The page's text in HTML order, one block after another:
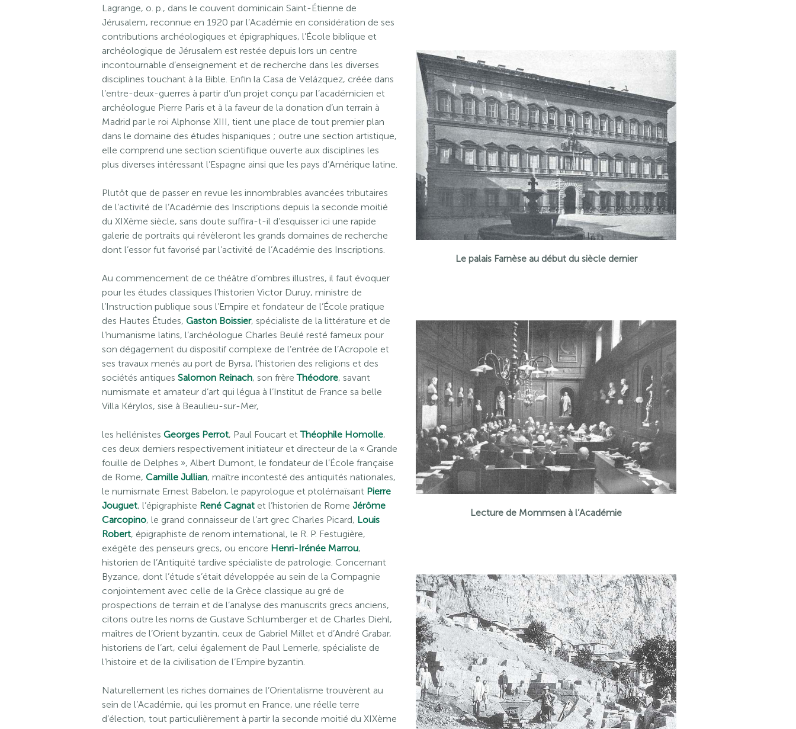
Lagrange, o. p., dans le couvent dominicain Saint-Étienne de
Jérusalem, reconnue en 1920 par l’Académie en considération de ses
contributions archéologiques et épigraphiques, l’École biblique et
archéologique de Jérusalem est restée depuis lors un centre
incontournable d’enseignement et de recherche dans les diverses
disciplines touchant à la Bible. Enfin la Casa de Velázquez, créée dans
l’entre-deux-guerres à partir d’un projet conçu par l’académicien et
archéologue Pierre Paris et à la faveur de la donation d’un terrain à
Madrid par le roi Alphonse XIII, tient une place de tout premier plan
dans le domaine des études hispaniques ; outre une section artistique,
elle comprend une section scientifique ouverte aux disciplines les
plus diverses intéressant l’Espagne ainsi que les pays d’Amérique latine.
Plutôt que de passer en revue les innombrables avancées tributaires
de l’activité de l’Académie des Inscriptions depuis la seconde moitié
du XIXème siècle, sans doute suffira-t-il d’esquisser ici une rapide
galerie de portraits qui révèleront les grands domaines de recherche
dont l’essor fut favorisé par l’activité de l’Académie des Inscriptions.
Au commencement de ce théâtre d’ombres illustres, il faut évoquer
pour les études classiques l’historien Victor Duruy, ministre de
l’Instruction publique sous l’Empire et fondateur de l’École pratique
des Hautes Études, Gaston Boissier, spécialiste de la littérature et de
l’humanisme latins, l’archéologue Charles Beulé resté fameux pour
son dégagement du dispositif complexe de l’entrée de l’Acropole et
ses travaux menés au port de Byrsa, l’historien des religions et des
sociétés antiques Salomon Reinach, son frèreThéodore, savant
numismate et amateur d’art qui légua à l’Institut de France sa belle
Villa Kérylos, sise à Beaulieu-sur-Mer,
les hellénistes Georges Perrot, Paul Foucart etThéophile Homolle,
ces deux derniers respectivement initiateur et directeur de la « Grande
fouille de Delphes », Albert Dumont, le fondateur de l’École française
de Rome, Camille Jullian, maître incontesté des antiquités nationales,
le numismate Ernest Babelon, le papyrologue et ptolémaïsant Pierre
Jouguet, l’épigraphiste René Cagnat et l’historien de Rome Jérôme
Carcopino, le grand connaisseur de l’art grec Charles Picard, Louis
Robert, épigraphiste de renom international, le R. P. Festugière,
exégète des penseurs grecs, ou encore Henri-Irénée Marrou,
historien de l’Antiquité tardive spécialiste de patrologie. Concernant
Byzance, dont l’étude s’était développée au sein de la Compagnie
conjointement avec celle de la Grèce classique au gré de
prospections de terrain et de l’analyse des manuscrits grecs anciens,
citons outre les noms de Gustave Schlumberger et de Charles Diehl,
maîtres de l’Orient byzantin, ceux de Gabriel Millet et d’André Grabar,
historiens de l’art, celui également de Paul Lemerle, spécialiste de
l’histoire et de la civilisation de l’Empire byzantin.
Naturellement les riches domaines de l’Orientalisme trouvèrent au
sein de l’Académie, qui les promut en France, une réelle terre
d’élection, tout particulièrement à partir la seconde moitié du XIXème
Le palais Farnèse au début du siècle dernier
Lecture de Mommsen à l’Académie